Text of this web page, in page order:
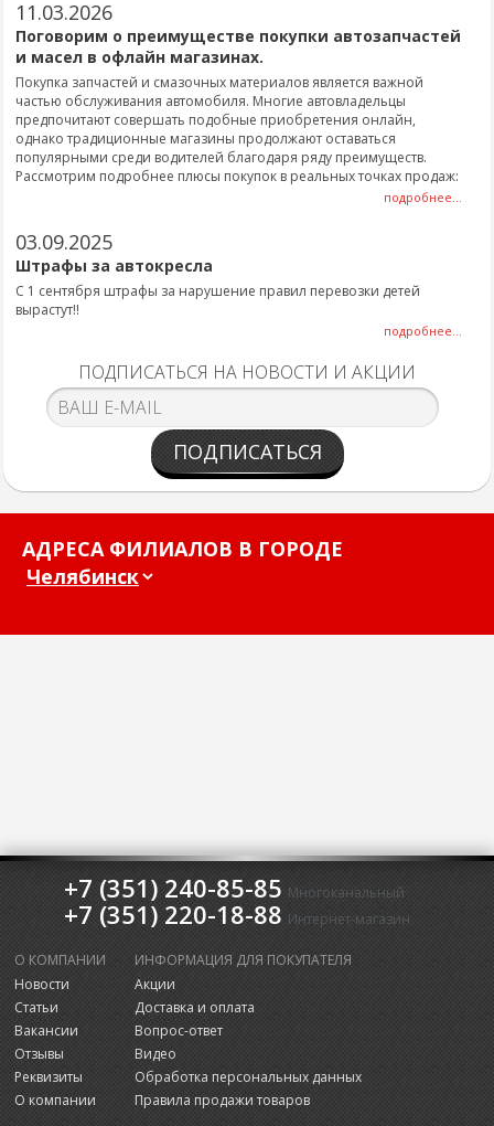
11.03.2026
Поговорим о преимуществе покупки автозапчастей
и масел в офлайн магазинах.
Покупка запчастей и смазочных материалов является важной
частью обслуживания автомобиля. Многие автовладельцы
предпочитают совершать подобные приобретения онлайн,
однако традиционные магазины продолжают оставаться
популярными среди водителей благодаря ряду преимуществ.
Рассмотрим подробнее плюсы покупок в реальных точках продаж:
подробнее...
03.09.2025
Штрафы за автокресла
С 1 сентября штрафы за нарушение правил перевозки детей
вырастут!!
подробнее...
ПОДПИСАТЬСЯ НА НОВОСТИ И АКЦИИ
ПОДПИСАТЬСЯ
АДРЕСА ФИЛИАЛОВ В ГОРОДЕ
+7 (351) 240-85-85 Многоканальный
+7 (351) 220-18-88 Интернет-магазин
О КОМПАНИИ
Новости
Статьи
Вакансии
Отзывы
Реквизиты
О компании
ИНФОРМАЦИЯ ДЛЯ ПОКУПАТЕЛЯ
Акции
Доставка и оплата
Вопрос-ответ
Видео
Обработка персональных данных
Правила продажи товаров